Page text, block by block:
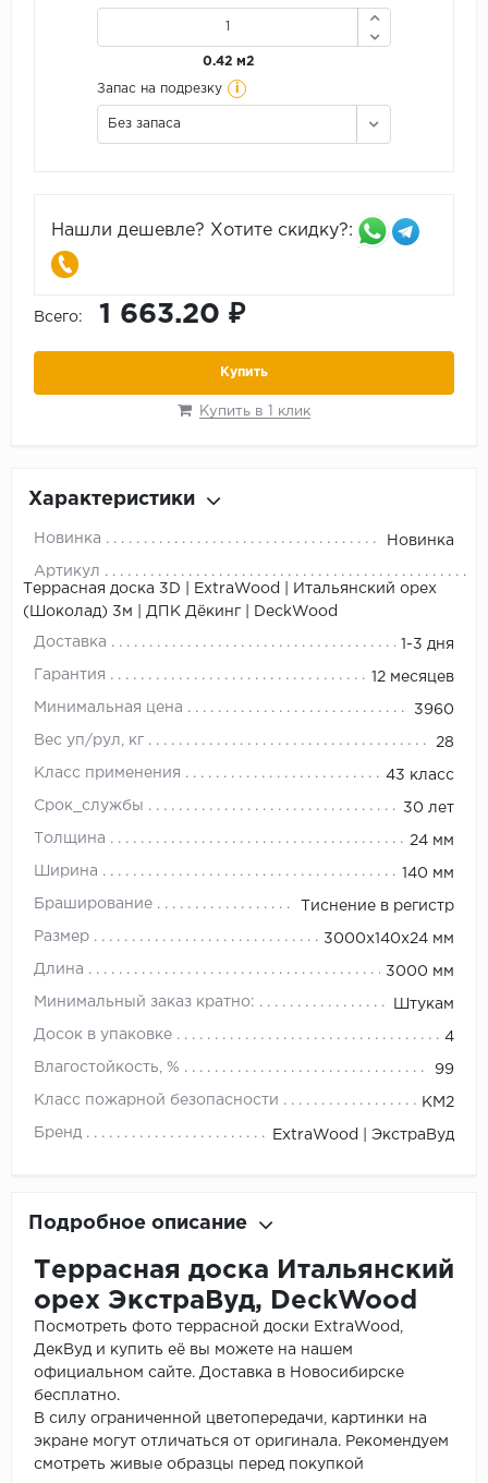
0.42 м2
Запас на подрезку i
Без запаса
Нашли дешевле? Хотите скидку?:
Всего: 1 663.20 ₽
Купить
Купить в 1 клик
Характеристики
Новинка Новинка
Артикул
Террасная доска 3D | ExtraWood | Итальянский орех
(Шоколад) 3м | ДПК Дёкинг | DeckWood
Доставка 1-3 дня
Гарантия 12 месяцев
Минимальная цена 3960
Вес уп/рул, кг 28
Класс применения 43 класс
Срок_службы 30 лет
Толщина 24 мм
Ширина 140 мм
Браширование Тиснение в регистр
Размер 3000х140х24 мм
Длина 3000 мм
Минимальный заказ кратно: Штукам
Досок в упаковке 4
Влагостойкость, % 99
Класс пожарной безопасности КМ2
Бренд ExtraWood | ЭкстраВуд
Подробное описание
Террасная доска Итальянский
орех ЭкстраВуд, DeckWood
Посмотреть фото террасной доски ExtraWood,
ДекВуд и купить её вы можете на нашем
официальном сайте. Доставка в Новосибирске
бесплатно.
В силу ограниченной цветопередачи, картинки на
экране могут отличаться от оригинала. Рекомендуем
смотреть живые образцы перед покупкой